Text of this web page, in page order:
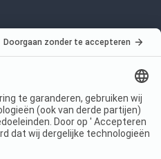
Voorwaarden